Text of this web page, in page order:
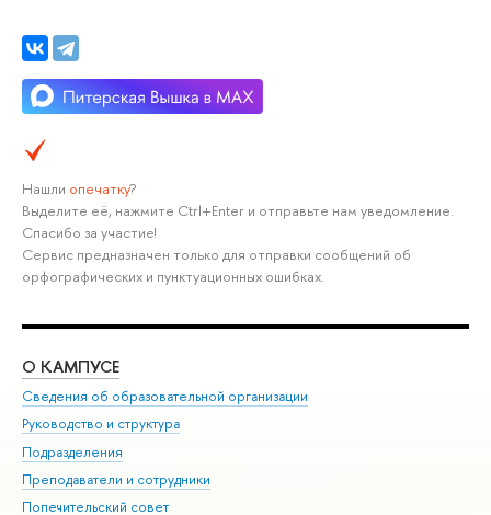
Нашли опечатку?
Выделите её, нажмите Ctrl+Enter и отправьте нам уведомление.
Спасибо за участие!
Сервис предназначен только для отправки сообщений об
орфографических и пунктуационных ошибках.
О КАМПУСЕ
Сведения об образовательной организации
Руководство и структура
Подразделения
Преподаватели и сотрудники
Попечительский совет